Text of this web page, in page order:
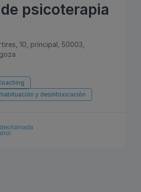
psicoterapia
10, principal, 50003,
y desintoxicación